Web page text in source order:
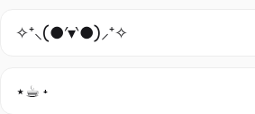
✧⁺⸜(●′▾‵●)⸝⁺✧
⋆☕︎ ˖